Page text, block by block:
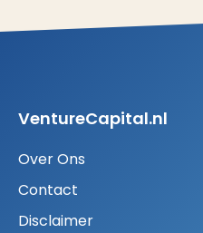
VentureCapital.nl
Over Ons
Contact
Disclaimer